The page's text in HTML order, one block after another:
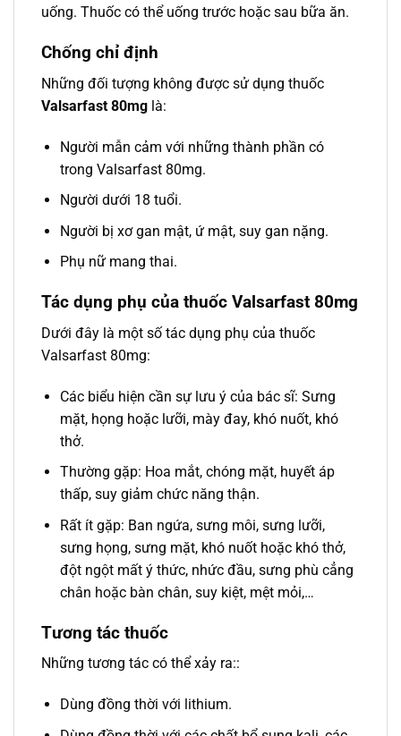
uống. Thuốc có thể uống trước hoặc sau bữa ăn.
Chống chỉ định
Những đối tượng không được sử dụng thuốc
Valsarfast 80mg là:
Người mẫn cảm với những thành phần có
trong Valsarfast 80mg.
Người dưới 18 tuổi.
Người bị xơ gan mật, ứ mật, suy gan nặng.
Phụ nữ mang thai.
Tác dụng phụ của thuốc Valsarfast 80mg
Dưới đây là một số tác dụng phụ của thuốc
Valsarfast 80mg:
Các biểu hiện cần sự lưu ý của bác sĩ: Sưng
mặt, họng hoặc lưỡi, mày đay, khó nuốt, khó
thở.
Thường gặp: Hoa mắt, chóng mặt, huyết áp
thấp, suy giảm chức năng thận.
Rất ít gặp: Ban ngứa, sưng môi, sưng lưỡi,
sưng họng, sưng mặt, khó nuốt hoặc khó thở,
đột ngột mất ý thức, nhức đầu, sưng phù cẳng
chân hoặc bàn chân, suy kiệt, mệt mỏi,…
Tương tác thuốc
Những tương tác có thể xảy ra::
Dùng đồng thời với lithium.